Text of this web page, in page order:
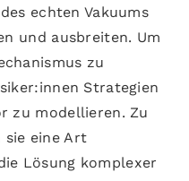
echten Vakuums
und ausbreiten. Um
zu
Strategien
zu modellieren. Zu
sie eine Art
Lösung komplexer